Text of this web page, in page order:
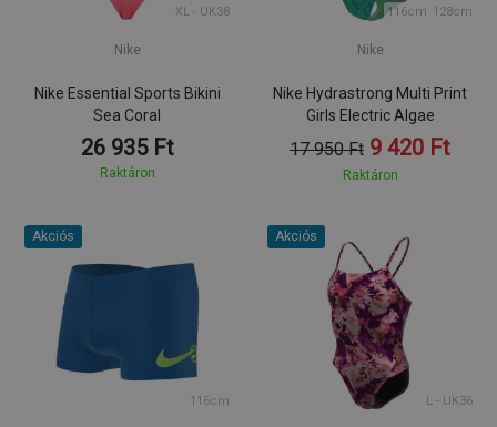
XL - UK38
Nike
Nike Essential Sports Bikini
Sea Coral
26 935 Ft
Raktáron
116cm 128cm
Nike
Nike Hydrastrong Multi Print
Girls Electric Algae
17 950 Ft 9 420 Ft
Raktáron
Akciós
116cm
Akciós
L - UK36